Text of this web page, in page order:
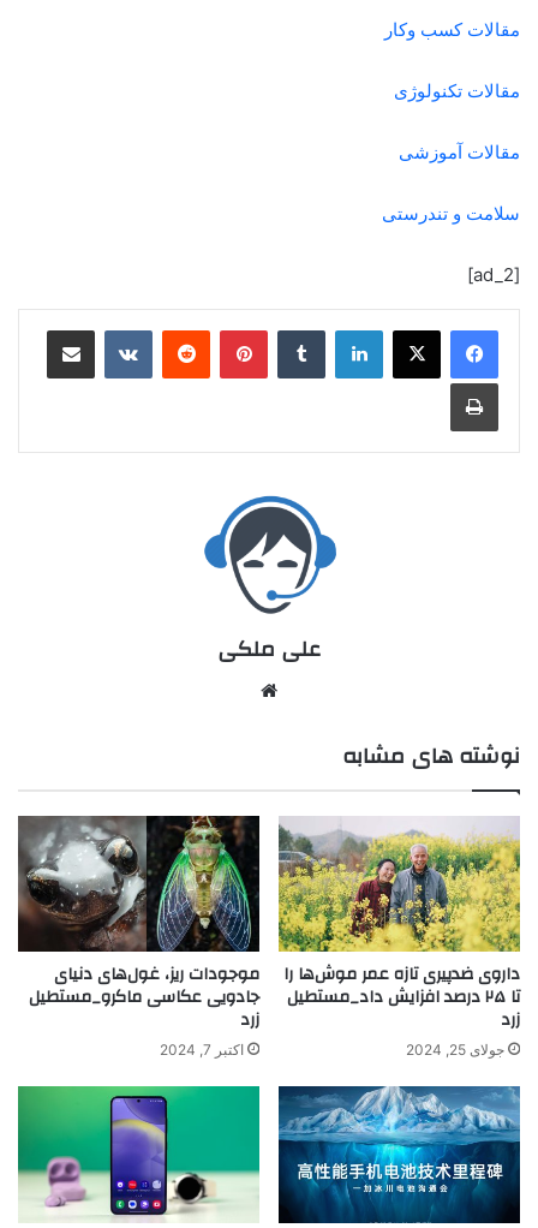
مقالات کسب وکار
مقالات تکنولوژی
مقالات آموزشی
سلامت و تندرستی
[ad_2]
علی ملکی
نوشته های مشابه
داروی ضدپیری تازه عمر موش‌ها را
تا ۲۵ درصد افزایش داد_مستطیل
زرد
جولای 25, 2024
موجودات ریز، غول‌های دنیای
جادویی عکاسی ماکرو_مستطیل
زرد
اکتبر 7, 2024